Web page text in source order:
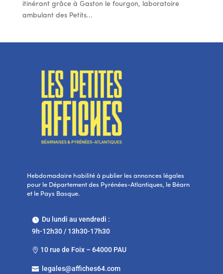
itinérant grâce à Gaston le fourgon, laboratoire
ambulant des Petits...
Hebdomadaire habilité à publier les annonces légales
pour le Département des Pyrénées-Atlantiques, le Béarn
et le Pays Basque.
Du lundi au vendredi :
9h-12h30 / 13h30-17h30
 10 rue de Foix – 64000 PAU
 legales@affiches64.com